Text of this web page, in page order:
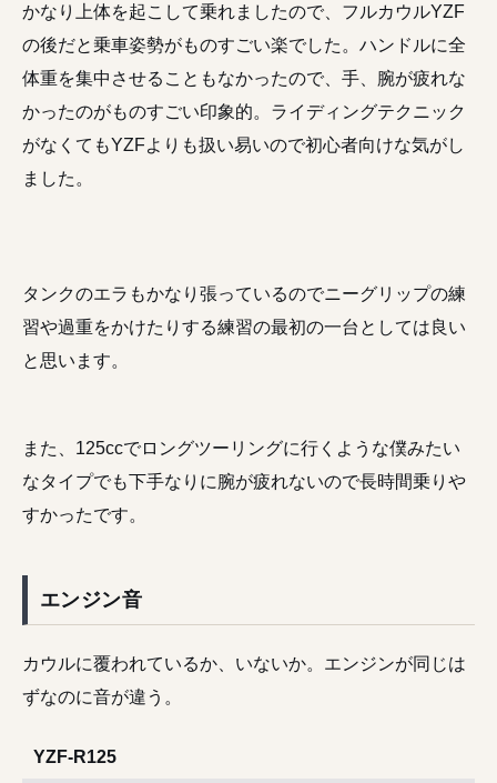
かなり上体を起こして乗れましたので、フルカウルYZF
の後だと乗車姿勢がものすごい楽でした。ハンドルに全
体重を集中させることもなかったので、手、腕が疲れな
かったのがものすごい印象的。ライディングテクニック
がなくてもYZFよりも扱い易いので初心者向けな気がし
ました。
タンクのエラもかなり張っているのでニーグリップの練
習や過重をかけたりする練習の最初の一台としては良い
と思います。
また、125ccでロングツーリングに行くような僕みたい
なタイプでも下手なりに腕が疲れないので長時間乗りや
すかったです。
エンジン音
カウルに覆われているか、いないか。エンジンが同じは
ずなのに音が違う。
YZF-R125